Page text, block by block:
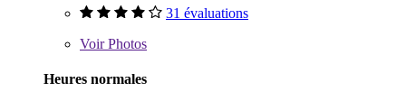
31 évaluations
VoirPhotos
Heures normales